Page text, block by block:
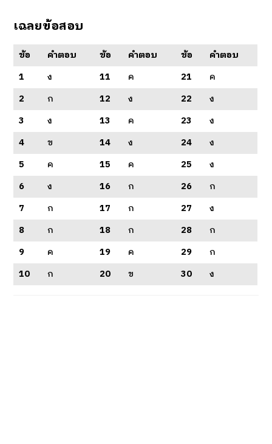
เฉลยข้อสอบ
ข้อ คำตอบ ข้อ คำตอบ ข้อ
คำตอบ
1
ง 11 ค 21
ค
2
ก 12 ง 22
ง
3
ง 13 ค 23
ง
4
ข 14 ง 24
ง
5
ค 15 ค 25
ง
6
ง 16 ก 26
ก
7
ก 17 ก 27
ง
8
ก 18 ก 28
ก
9
ค 19 ค 29
ก
10
ก 20 ข 30 ง